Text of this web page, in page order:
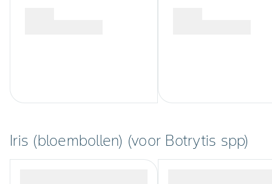
Iris (bloembollen) (voor Botrytis spp)